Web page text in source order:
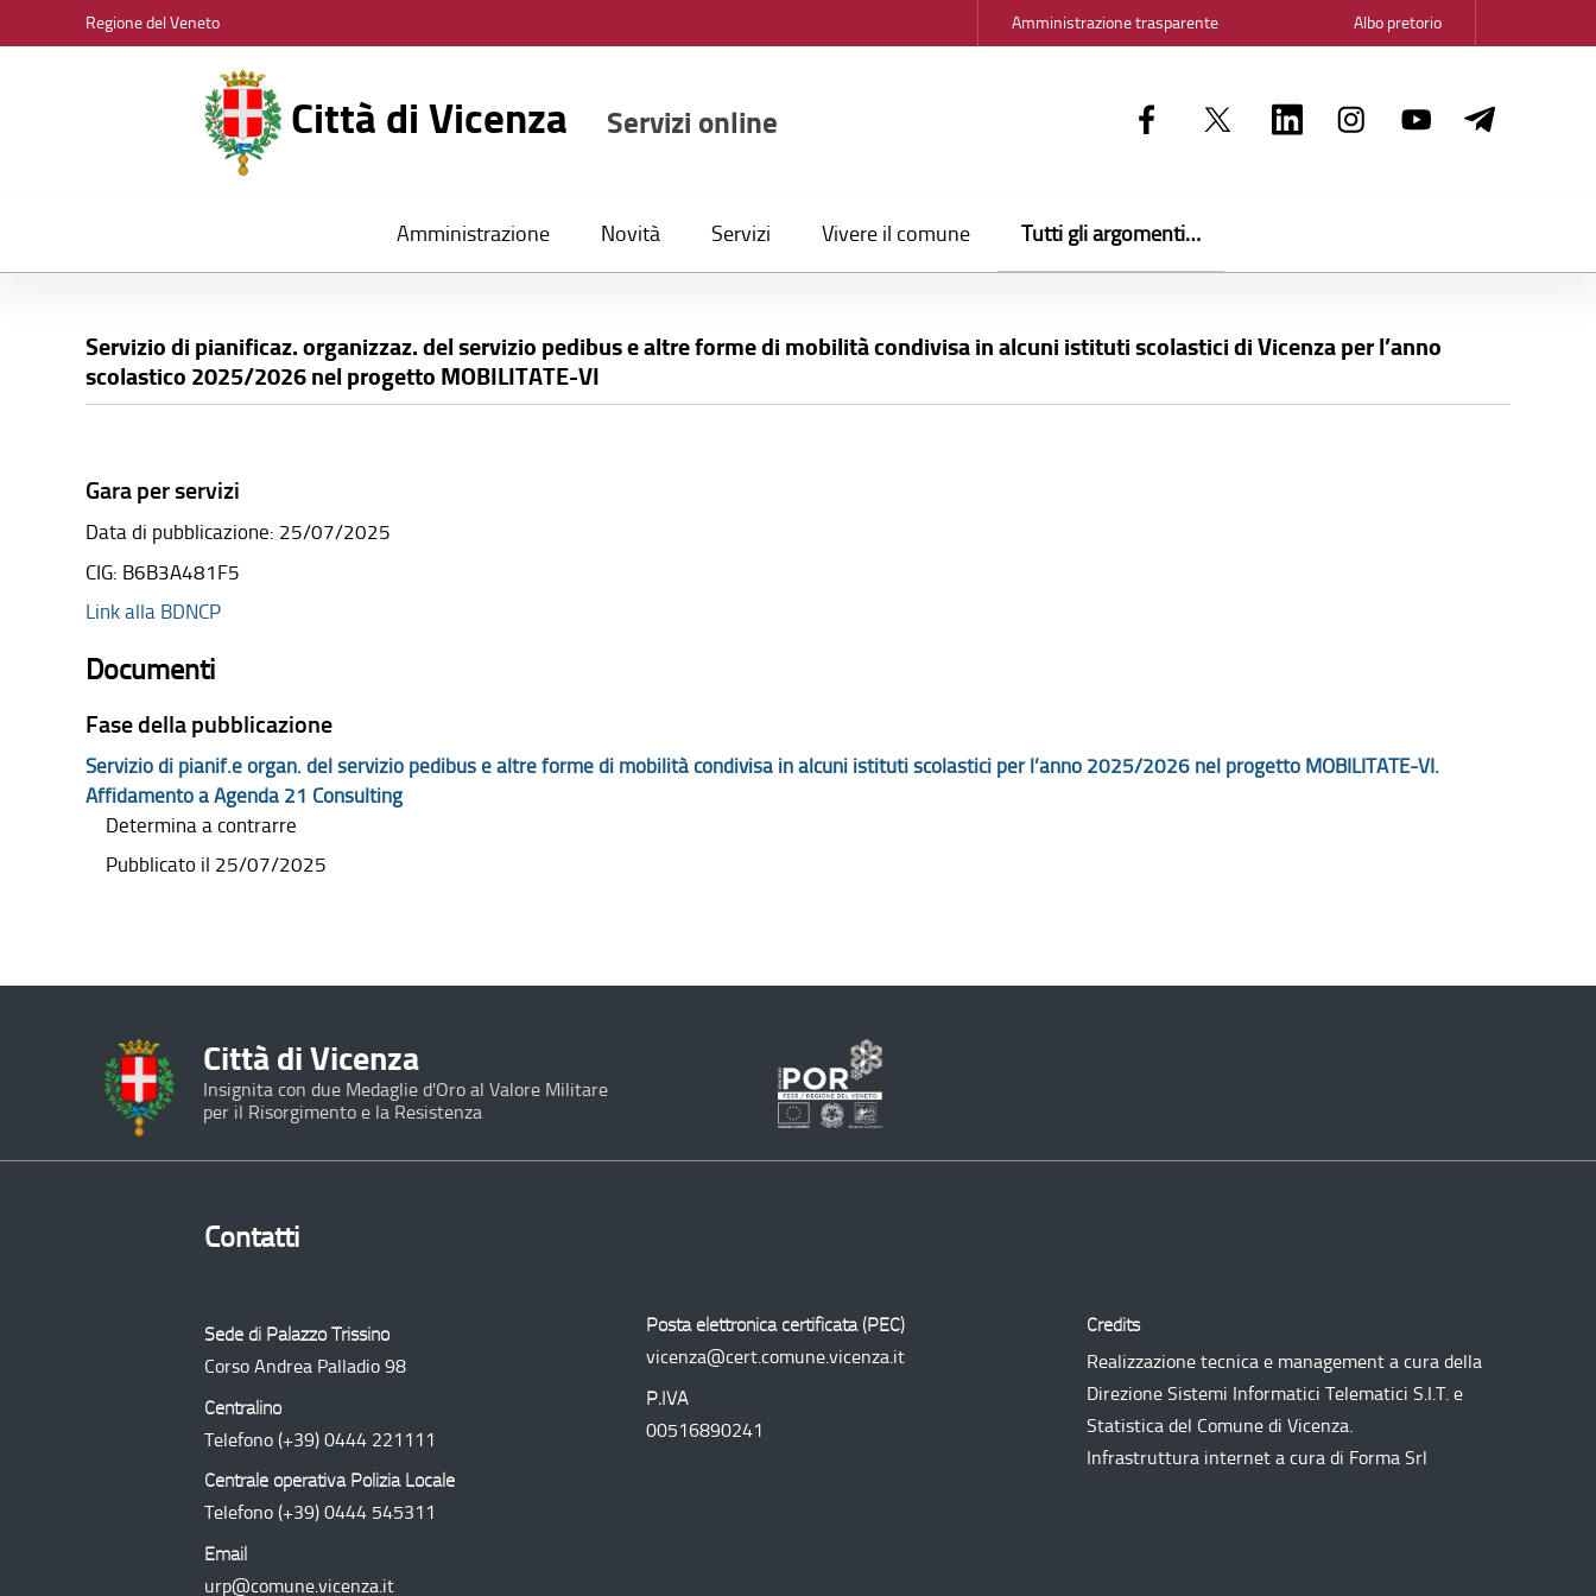
DI
Regione del Veneto Amministrazione trasparente Albo pretorio
Città di Vicenza Servizi online
Amministrazione Novità Servizi Vivere il comune Tutti gli argomenti…
Servizio di pianificaz. organizzaz. del servizio pedibus e altre forme di mobilità condivisa in alcuni istituti scolastici di Vicenza per l’anno
scolastico 2025/2026 nel progetto MOBILITATE-VI
Gara per servizi
Data di pubblicazione: 25/07/2025
CIG: B6B3A481F5
Link alla BDNCP
Documenti
Fase della pubblicazione
Servizio di pianif.e organ. del servizio pedibus e altre forme di mobilità condivisa in alcuni istituti scolastici per l’anno 2025/2026 nel progetto MOBILITATE-VI.
Affidamento a Agenda 21 Consulting
Determina a contrarre
Pubblicato il 25/07/2025
Città di Vicenza
Insignita con due Medaglie d'Oro al Valore Militare
per il Risorgimento e la Resistenza
Operativo
Contatti
Sede di Palazzo Trissino
Corso Andrea Palladio 98
Centralino
Telefono (+39) 0444 221111
Centrale operativa Polizia Locale
Telefono (+39) 0444 545311
Email
urp@comune.vicenza.it
Posta elettronica certificata (PEC)
vicenza@cert.comune.vicenza.it
P.IVA
00516890241
Credits
Realizzazione tecnica e management a cura della
Direzione Sistemi Informatici TelematiciS.I.T. e
Statistica del Comune di Vicenza.
Infrastruttura internet a cura di Forma Srl